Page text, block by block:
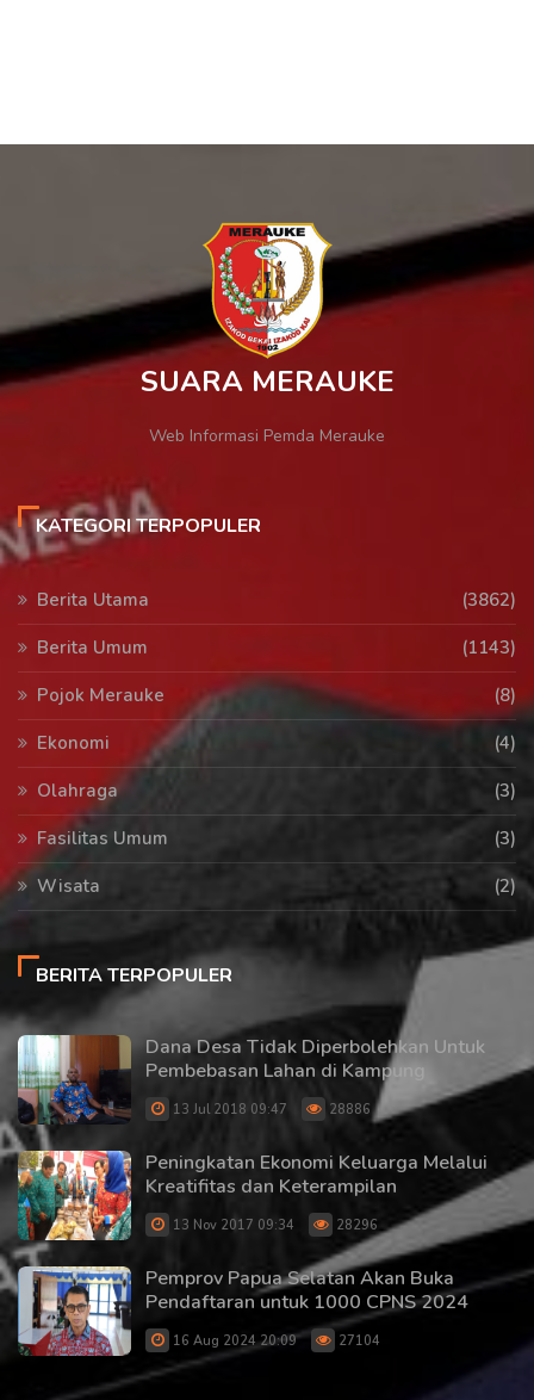
SUARA MERAUKE
Web Informasi Pemda Merauke
KATEGORI TERPOPULER
Berita Utama
(3862)
Berita Umum
(1143)
Pojok Merauke
(8)
Ekonomi
(4)
Olahraga
(3)
Fasilitas Umum
(3)
Wisata
(2)
BERITA TERPOPULER
Dana Desa Tidak Diperbolehkan Untuk
Pembebasan Lahan di Kampung
13 Jul 2018 09:47 28886
Peningkatan Ekonomi Keluarga Melalui
Kreatifitas dan Keterampilan
13 Nov 2017 09:34 28296
Pemprov Papua Selatan Akan Buka
Pendaftaran untuk 1000 CPNS 2024
16 Aug 2024 20:09 27104